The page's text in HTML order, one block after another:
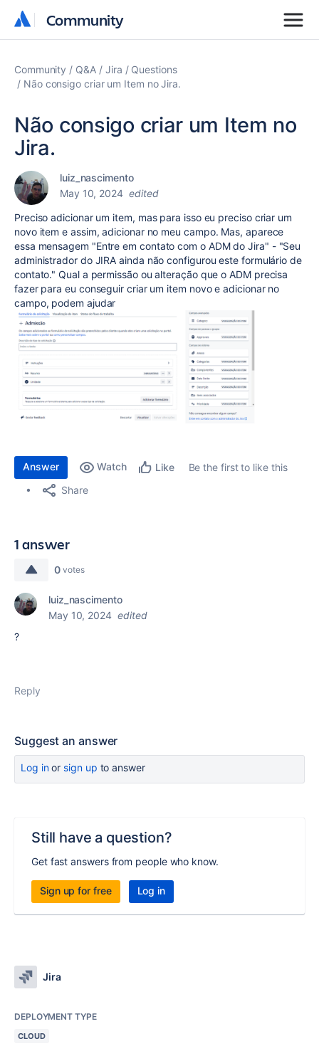
Community
Community
Community Q&A Jira
Questions
Não consigo criar um Item no Jira.
Não consigo criar um Item no
Jira.
luiz_nascimento
May 10, 2024 edited
Preciso adicionar um item, mas para isso eu preciso criar um
novo item e assim, adicionar no meu campo. Mas, aparece
essa mensagem "Entre em contato com o ADM do Jira" - "Seu
administrador do JIRA ainda não configurou este formulário de
contato." Qual a permissão ou alteração que o ADM precisa
fazer para eu conseguir criar um item novo e adicionar no
campo, podem ajudar
Answer Watch Like
Be the first to like this
Share
1 answer
0 votes
luiz_nascimento
May 10, 2024 edited
?
Reply
Suggest an answer
Log inor sign up to answer
Still have a question?
Get fast answers from people who know.
Sign up for free Log in
Jira
DEPLOYMENT TYPE
CLOUD